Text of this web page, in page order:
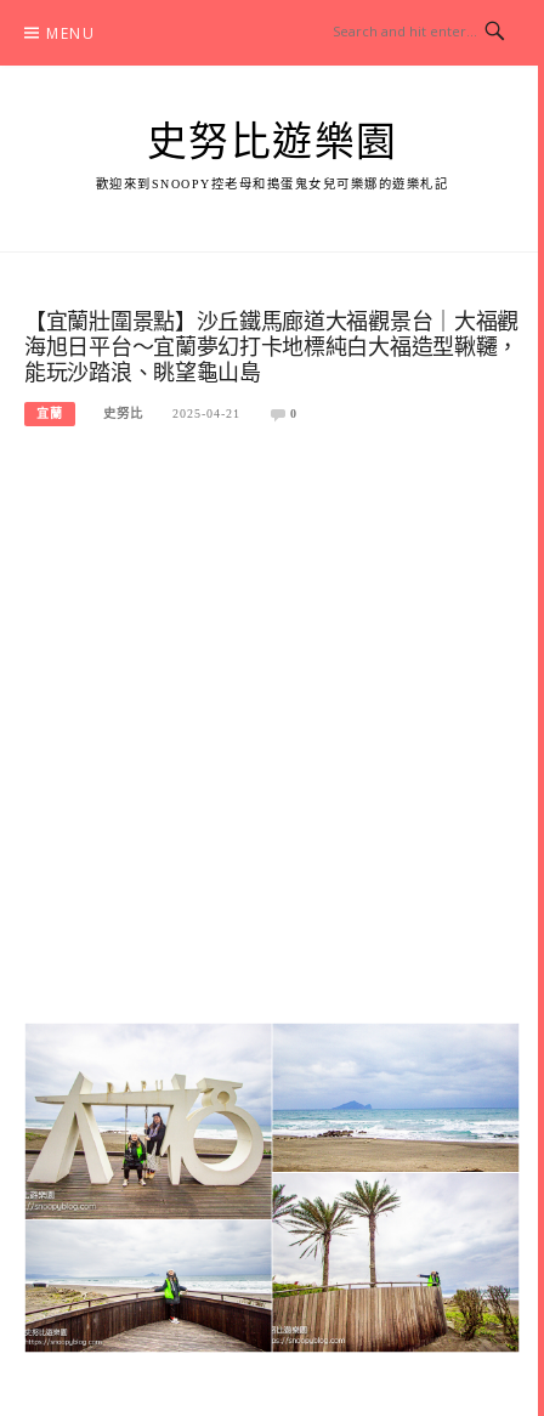
content
MENU
史努比遊樂園
歡迎來到SNOOPY控老母和搗蛋鬼女兒可樂娜的遊樂札記
【宜蘭壯圍景點】沙丘鐵馬廊道大福觀景台｜大福觀
海旭日平台～宜蘭夢幻打卡地標純白大福造型鞦韆，
能玩沙踏浪、眺望龜山島
宜蘭 史努比 2025-04-21 0